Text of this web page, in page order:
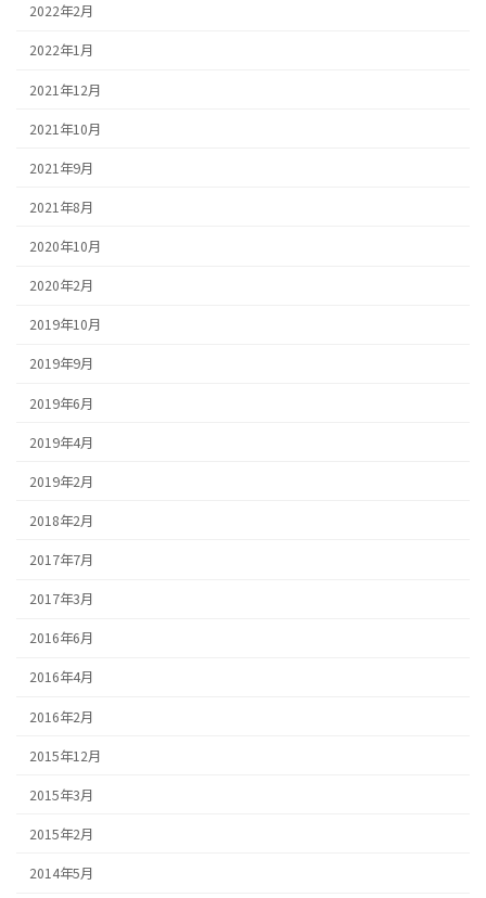
2022年2月
2022年1月
2021年12月
2021年10月
2021年9月
2021年8月
2020年10月
2020年2月
2019年10月
2019年9月
2019年6月
2019年4月
2019年2月
2018年2月
2017年7月
2017年3月
2016年6月
2016年4月
2016年2月
2015年12月
2015年3月
2015年2月
2014年5月